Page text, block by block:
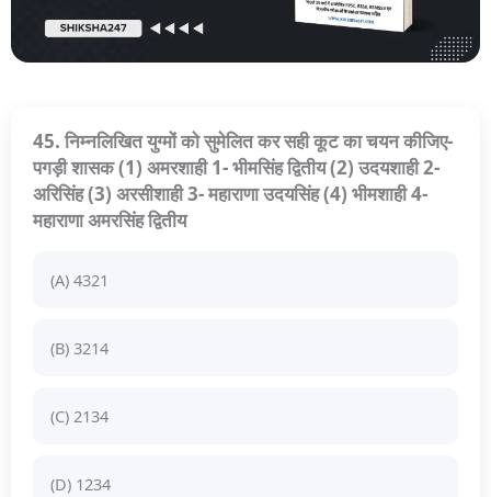
45. निम्नलिखित युग्मों को सुमेलित कर सही कूट का चयन कीजिए-
पगड़ी शासक (1) अमरशाही 1- भीमसिंह द्वितीय (2) उदयशाही 2-
अरिसिंह (3) अरसीशाही 3- महाराणा उदयसिंह (4) भीमशाही 4-
महाराणा अमरसिंह द्वितीय
(A) 4321
(B) 3214
(C) 2134
(D) 1234